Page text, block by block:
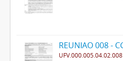
UFV.000.005.04.02.008